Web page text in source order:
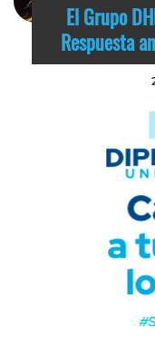
El Grupo
Respuesta